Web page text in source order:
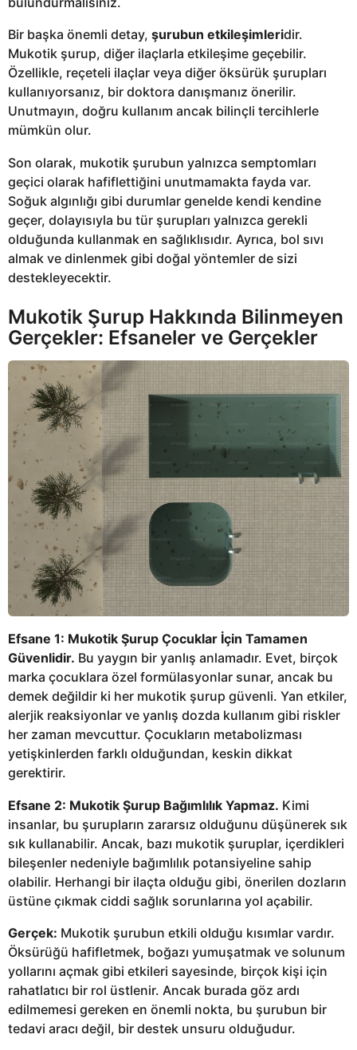
Bir başka önemli detay, şurubun etkileşimleridir.
Mukotik şurup, diğer ilaçlarla etkileşime geçebilir.
Özellikle, reçeteli ilaçlar veya diğer öksürük şurupları
kullanıyorsanız, bir doktora danışmanız önerilir.
Unutmayın, doğru kullanım ancak bilinçli tercihlerle
mümkün olur.
Son olarak, mukotik şurubun yalnızca semptomları
geçici olarak hafiflettiğini unutmamakta fayda var.
Soğuk algınlığı gibi durumlar genelde kendi kendine
geçer, dolayısıyla bu tür şurupları yalnızca gerekli
olduğunda kullanmak en sağlıklısıdır. Ayrıca, bol sıvı
almak ve dinlenmek gibi doğal yöntemler de sizi
destekleyecektir.
Mukotik Şurup Hakkında Bilinmeyen
Gerçekler: Efsaneler ve Gerçekler
Efsane 1: Mukotik Şurup Çocuklar İçin Tamamen
Güvenlidir. Bu yaygın bir yanlış anlamadır. Evet, birçok
marka çocuklara özel formülasyonlar sunar, ancak bu
demek değildir ki her mukotik şurup güvenli. Yan etkiler,
alerjik reaksiyonlar ve yanlış dozda kullanım gibi riskler
her zaman mevcuttur. Çocukların metabolizması
yetişkinlerden farklı olduğundan, keskin dikkat
gerektirir.
Efsane 2: Mukotik Şurup Bağımlılık Yapmaz. Kimi
insanlar, bu şurupların zararsız olduğunu düşünerek sık
sık kullanabilir. Ancak, bazı mukotik şuruplar, içerdikleri
bileşenler nedeniyle bağımlılık potansiyeline sahip
olabilir. Herhangi bir ilaçta olduğu gibi, önerilen dozların
üstüne çıkmak ciddi sağlık sorunlarına yol açabilir.
Gerçek: Mukotik şurubun etkili olduğu kısımlar vardır.
Öksürüğü hafifletmek, boğazı yumuşatmak ve solunum
yollarını açmak gibi etkileri sayesinde, birçok kişi için
rahatlatıcı bir rol üstlenir. Ancak burada göz ardı
edilmemesi gereken en önemli nokta, bu şurubun bir
tedavi aracı değil, bir destek unsuru olduğudur.